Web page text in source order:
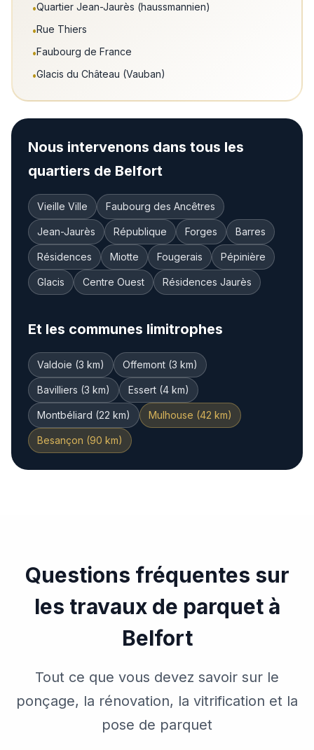
•Quartier Jean-Jaurès (haussmannien)
•Rue Thiers
•Faubourg de France
•Glacis du Château (Vauban)
Nous intervenons dans tous les
quartiers de Belfort
Vieille Ville Faubourg des Ancêtres
Jean-Jaurès République Forges Barres
Résidences Miotte Fougerais Pépinière
Glacis Centre Ouest Résidences Jaurès
Et les communes limitrophes
Valdoie (3 km) Offemont (3 km)
Bavilliers (3 km) Essert (4 km)
Montbéliard (22 km) Mulhouse (42 km)
Besançon (90 km)
Questions fréquentes sur
les travaux de parquet à
Belfort
Tout ce que vous devez savoir sur le
ponçage, la rénovation, la vitrification et la
pose de parquet